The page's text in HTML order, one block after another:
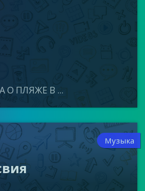
О ПЛЯЖЕ В ...
Музыка